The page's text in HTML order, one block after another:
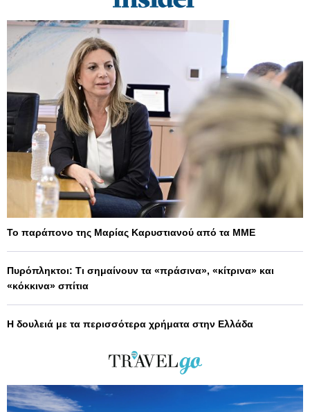
Το παράπονο της Μαρίας Καρυστιανού από τα ΜΜΕ
Πυρόπληκτοι: Τι σημαίνουν τα «πράσινα», «κίτρινα» και
«κόκκινα» σπίτια
Η δουλειά με τα περισσότερα χρήματα στην Ελλάδα